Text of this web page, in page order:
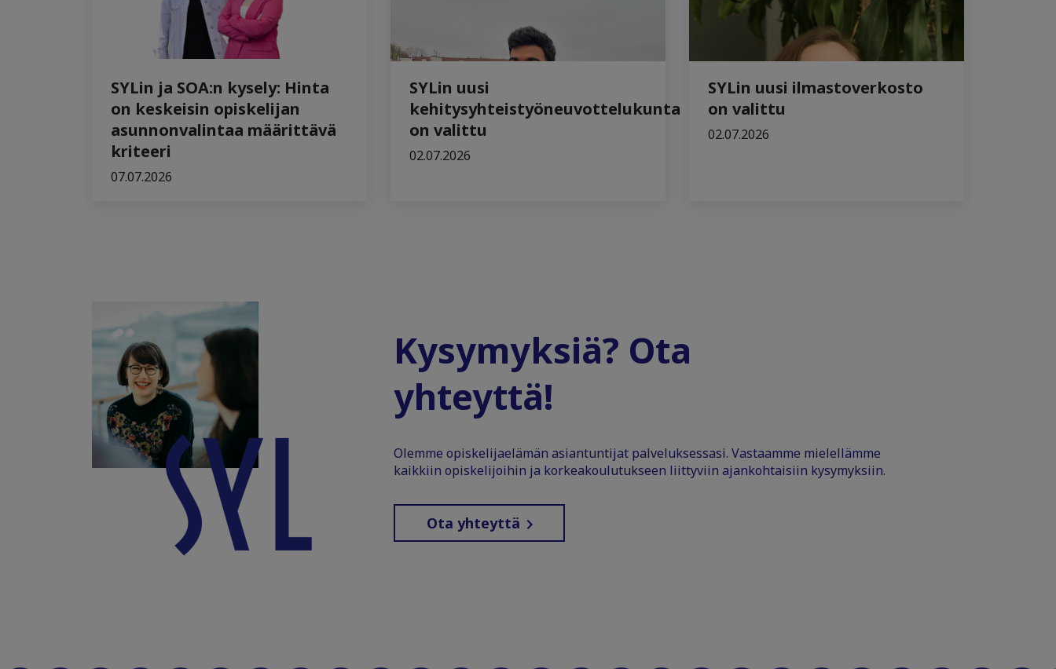
SYLin ja SOA:n kysely: Hinta
on keskeisin opiskelijan
asunnonvalintaa määrittävä
kriteeri
07.07.2026
SYLin uusi
kehitysyhteistyöneuvottelukunta
on valittu
02.07.2026
SYLin uusi ilmastoverkosto
on valittu
02.07.2026
Kysymyksiä? Ota
yhteyttä!
Olemme opiskelijaelämän asiantuntijat palveluksessasi. Vastaamme mielellämme
kaikkiin opiskelijoihin ja korkeakoulutukseen liittyviin ajankohtaisiin kysymyksiin.
Ota yhteyttä